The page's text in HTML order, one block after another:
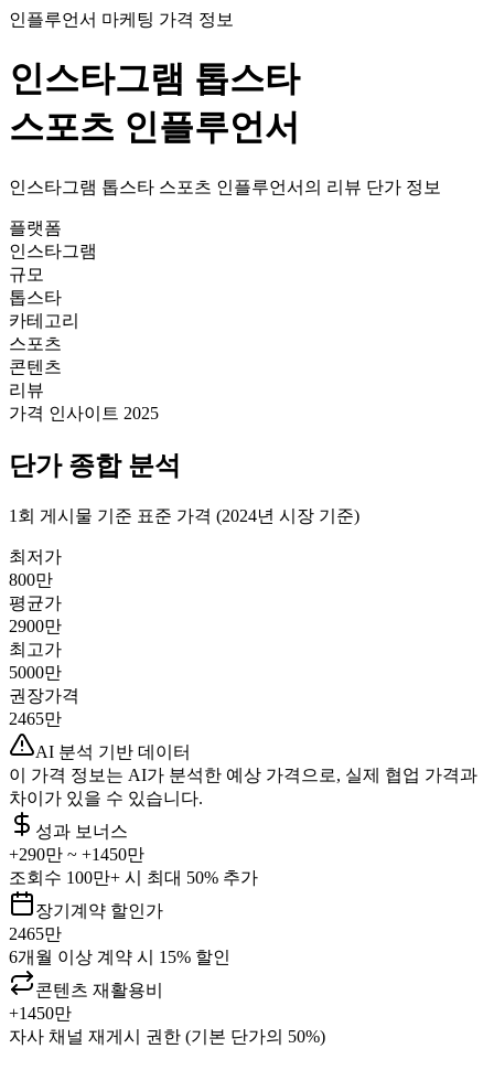
인플루언서 마케팅 가격 정보
인스타그램 톱스타
스포츠 인플루언서
인스타그램 톱스타 스포츠 인플루언서의 리뷰 단가 정보
플랫폼
인스타그램
규모
톱스타
카테고리
스포츠
콘텐츠
리뷰
가격 인사이트 2025
단가종합 분석
1회 게시물 기준 표준 가격 (2024년 시장 기준)
최저가
800만
평균가
2900만
최고가
5000만
권장가격
2465만
AI 분석 기반 데이터
이 가격 정보는 AI가 분석한 예상 가격으로, 실제 협업 가격과
차이가 있을 수 있습니다.
성과 보너스
+290만 ~ +1450만
조회수 100만+ 시 최대 50% 추가
장기계약 할인가
2465만
6개월 이상 계약 시 15% 할인
콘텐츠 재활용비
+1450만
자사 채널 재게시 권한 (기본 단가의 50%)